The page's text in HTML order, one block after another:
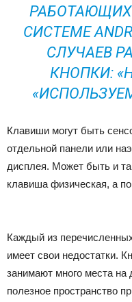
СИСТЕМЕ
СЛУЧАЕВ
КНОПКИ:
Клавиши могут быть
отдельной панели или
дисплея. Может быть и
клавиша физическая, а
Каждый из
имеет свои недостатки.
занимают много места
полезное пространство